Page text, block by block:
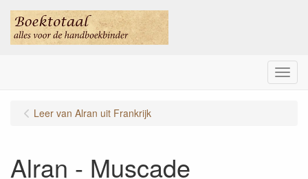
Menu
Leer van Alran uit Frankrijk
Alran - Muscade